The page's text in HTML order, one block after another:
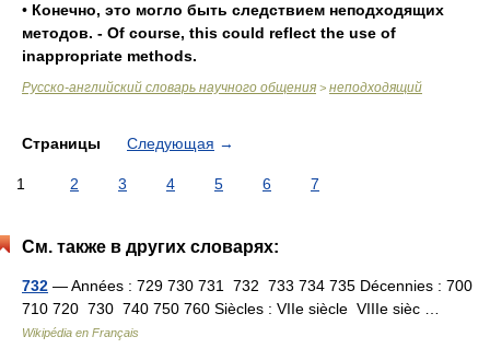
• Конечно, это могло быть следствием неподходящих
методов. - Of course, this could reflect the use of
inappropriate methods.
Русско-английский словарь научного общения > неподходящий
Страницы Следующая →
1 2 3 4 5 6 7
См. также в других словарях:
732 — Années : 729 730 731 732 733 734 735 Décennies : 700
710 720 730 740 750 760 Siècles : VIIe siècle VIIIe sièc …
Wikipédia en Français